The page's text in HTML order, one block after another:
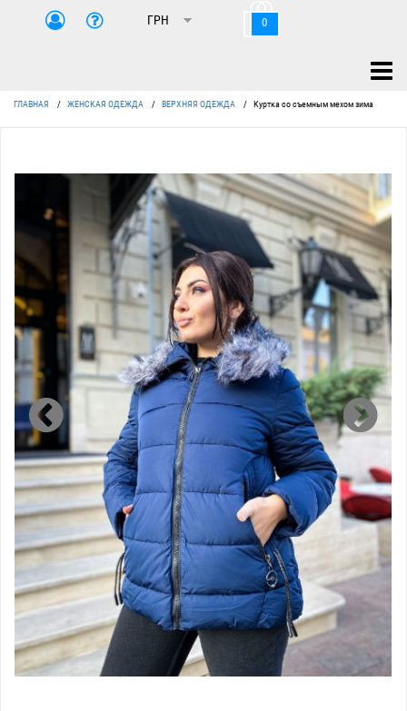
0
ГЛАВНАЯ / ЖЕНСКАЯ ОДЕЖДА / ВЕРХНЯЯ ОДЕЖДА / Куртка со съемным мехом зима